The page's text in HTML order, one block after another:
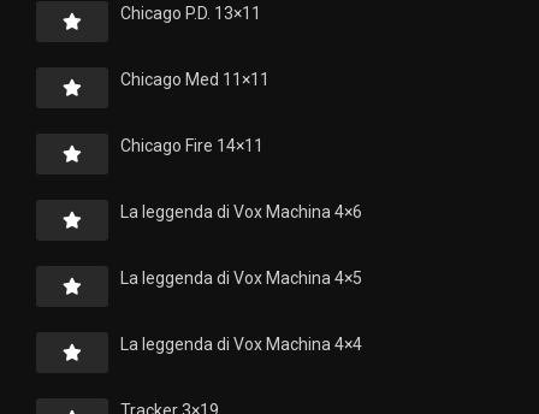
Chicago P.D. 13×11
Chicago Med 11×11
Chicago Fire 14×11
La leggenda di Vox Machina 4×6
La leggenda di Vox Machina 4×5
La leggenda di Vox Machina 4×4